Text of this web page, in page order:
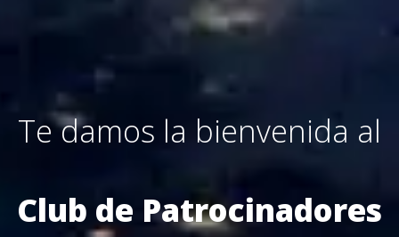
Te damos la bienvenida al
Club de Patrocinadores